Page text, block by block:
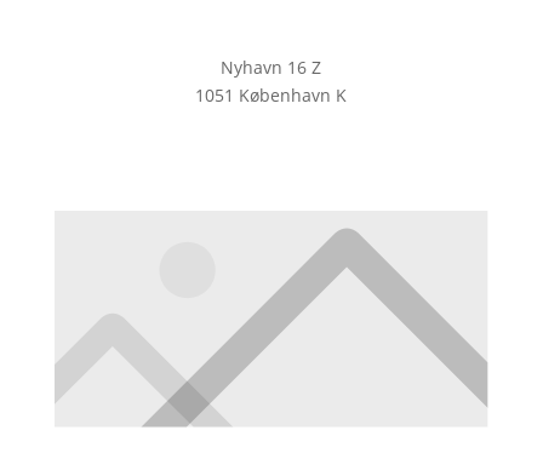
Nyhavn 16 Z
1051 København K